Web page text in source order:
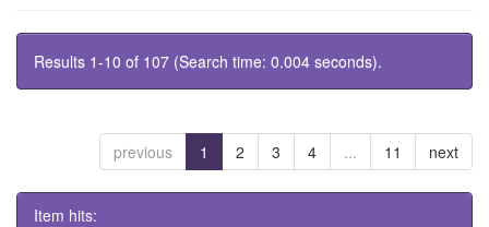
Results 1-10 of 107 (Search time: 0.004 seconds).
previous 1 2 3 4 ... 11 next
Item hits: